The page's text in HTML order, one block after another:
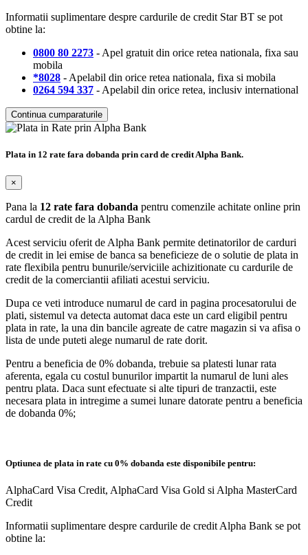
Informatii suplimentare despre cardurile de credit Star BT se pot
obtine la:
0800 80 2273 - Apel gratuit din orice retea nationala, fixa sau
mobila
*8028 - Apelabil din orice retea nationala, fixa si mobila
0264 594 337 - Apelabil din orice retea, inclusiv international
Continua cumparaturile
Plata in 12 rate fara dobanda prin card de credit Alpha Bank.
×
Pana la 12 rate fara dobanda pentru comenzile achitate online prin
cardul de credit de la Alpha Bank
Acest serviciu oferit de Alpha Bank permite detinatorilor de carduri
de credit in lei emise de banca sa beneficieze de o solutie de plata in
rate flexibila pentru bunurile/serviciile achizitionate cu cardurile de
credit de la comerciantii afiliati acestui serviciu.
Dupa ce veti introduce numarul de card in pagina procesatorului de
plati, sistemul va detecta automat daca este un card eligibil pentru
plata in rate, la una din bancile agreate de catre magazin si va afisa o
lista de unde puteti alege numarul de rate dorit.
Pentru a beneficia de 0% dobanda, trebuie sa platesti lunar rata
aferenta, egala cu costul bunurilor impartit la numarul de luni ales
pentru plata. Daca sunt efectuate si alte tipuri de tranzactii, este
necesara plata in intregime a sumei lunare datorate pentru a beneficia
de dobanda 0%;
Optiunea de plata in rate cu 0% dobanda este disponibile pentru:
AlphaCard Visa Credit, AlphaCard Visa Gold si Alpha MasterCard
Credit
Informatii suplimentare despre cardurile de credit Alpha Bank se pot
obtine la: